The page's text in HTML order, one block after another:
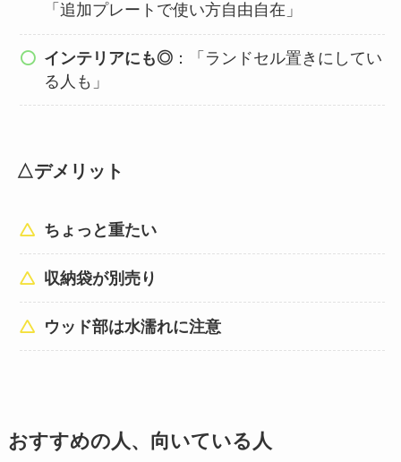
「追加プレートで使い方自由自在」
インテリアにも◎ ：「ランドセル置きにしてい
る人も」
△デメリット
ちょっと重たい
収納袋が別売り
ウッド部は水濡れに注意
おすすめの人、向いている人